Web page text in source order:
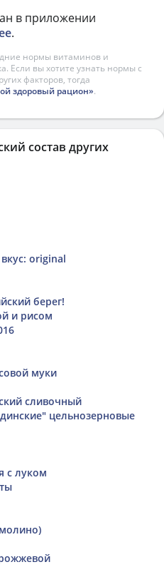
в приложении
.
нормы витаминов и
Если вы хотите узнать нормы с
факторов, тогда
здоровый рацион».
состав других
original
берег!
и рисом
муки
сливочный
цельнозерновые
с луком